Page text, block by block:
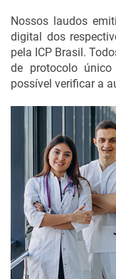
Nossos laudos
digital dos
pela ICP Brasil.
de protocolo
possível verificar a